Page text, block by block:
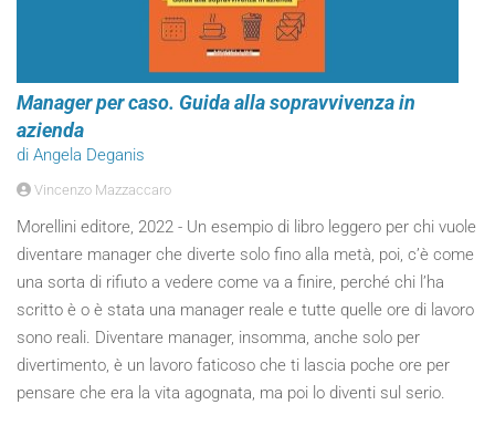
Manager per caso. Guida alla sopravvivenza in
azienda
di Angela Deganis
Vincenzo Mazzaccaro
Morellini editore, 2022 - Un esempio di libro leggero per chi vuole
diventare manager che diverte solo fino alla metà, poi, c’è come
una sorta di rifiuto a vedere come va a finire, perché chi l’ha
scritto è o è stata una manager reale e tutte quelle ore di lavoro
sono reali. Diventare manager, insomma, anche solo per
divertimento, è un lavoro faticoso che ti lascia poche ore per
pensare che era la vita agognata, ma poi lo diventi sul serio.